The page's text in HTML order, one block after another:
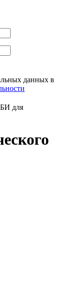
данных в
для